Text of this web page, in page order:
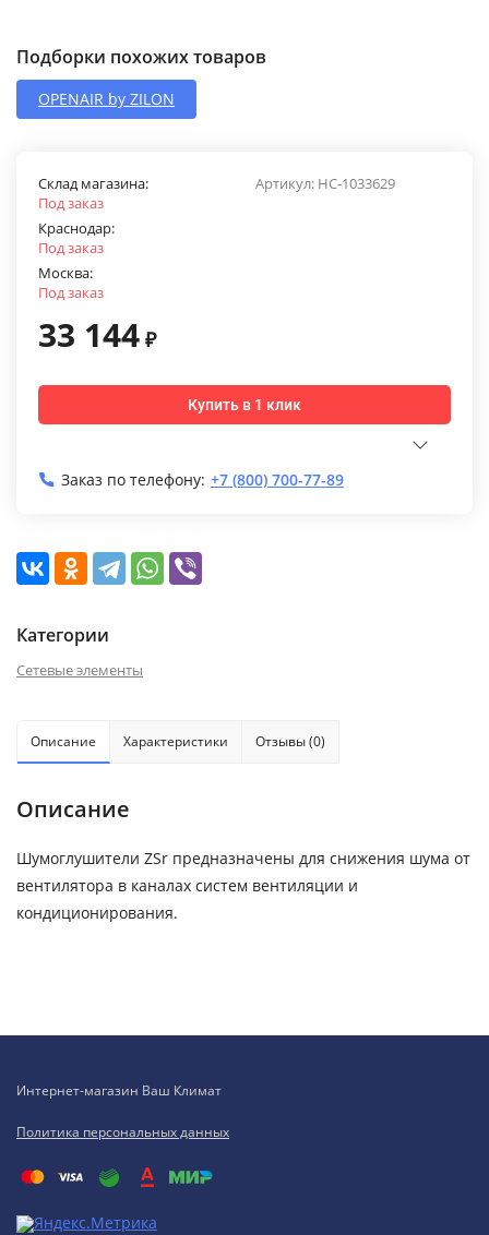
Подборки похожих товаров
OPENAIR by ZILON
Артикул: НС-1033629
Склад магазина:
Под заказ
Краснодар:
Под заказ
Москва:
Под заказ
33 144 ₽
Купить в 1 клик
Заказ по телефону: +7 (800) 700-77-89
Категории
Сетевые элементы
Описание Характеристики Отзывы (0)
Описание
Шумоглушители ZSr предназначены для снижения шума от
вентилятора в каналах систем вентиляции и
кондиционирования.
Интернет-магазин Ваш Климат
Политика персональных данных